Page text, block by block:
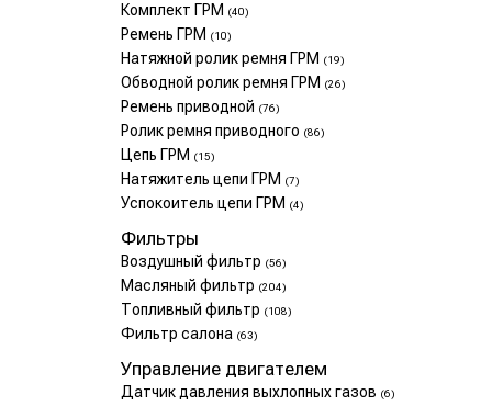
Комплект ГРМ (40)
Ремень ГРМ (10)
Натяжной ролик ремня ГРМ (19)
Обводной ролик ремня ГРМ (26)
Ремень приводной (76)
Ролик ремня приводного (86)
Цепь ГРМ (15)
Натяжитель цепи ГРМ (7)
Успокоитель цепи ГРМ (4)
Фильтры
Воздушный фильтр (56)
Масляный фильтр (204)
Топливный фильтр (108)
Фильтр салона (63)
Управление двигателем
Датчик давления выхлопных газов (6)